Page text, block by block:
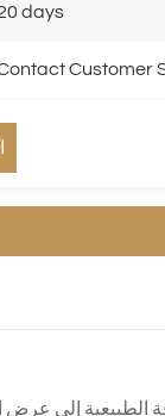
days
Customer
الطبيعية إلى عرض